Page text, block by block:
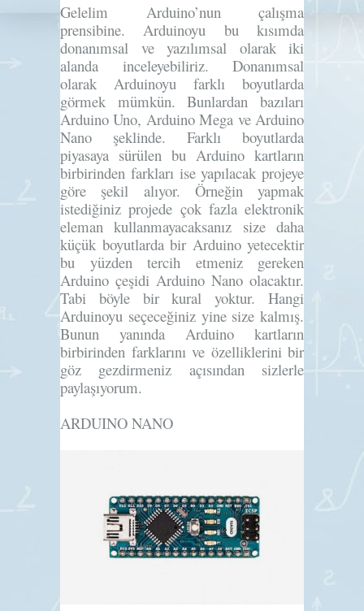
Gelelim Arduino’nun çalışma
prensibine. Arduinoyu bu kısımda
donanımsal ve yazılımsal olarak iki
alanda inceleyebiliriz. Donanımsal
olarak Arduinoyu farklı boyutlarda
görmek mümkün. Bunlardan bazıları
Arduino Uno, Arduino Mega ve Arduino
Nano şeklinde. Farklı boyutlarda
piyasaya sürülen bu Arduino kartların
birbirinden farkları ise yapılacak projeye
göre şekil alıyor. Örneğin yapmak
istediğiniz projede çok fazla elektronik
eleman kullanmayacaksanız size daha
küçük boyutlarda bir Arduino yetecektir
bu yüzden tercih etmeniz gereken
Arduino çeşidi Arduino Nano olacaktır.
Tabi böyle bir kural yoktur. Hangi
Arduinoyu seçeceğiniz yine size kalmış.
Bunun yanında Arduino kartların
birbirinden farklarını ve özelliklerini bir
göz gezdirmeniz açısından sizlerle
paylaşıyorum.
ARDUINO NANO